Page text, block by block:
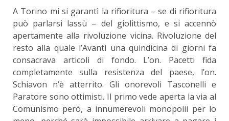
A Torino mi si garantì la rifioritura – se di rifioritura
può parlarsi lassù – del giolittismo, e si accennò
apertamente alla rivoluzione vicina. Rivoluzione del
resto alla quale l’Avanti una quindicina di giorni fa
consacrava articoli di fondo. L’on. Pacetti fida
completamente sulla resistenza del paese, l’on.
Schiavon n’è atterrito. Gli onorevoli Tasconelli e
Paratore sono ottimisti. Il primo vede aperta la via al
Comunismo però, a innumerevoli monopolii per lo